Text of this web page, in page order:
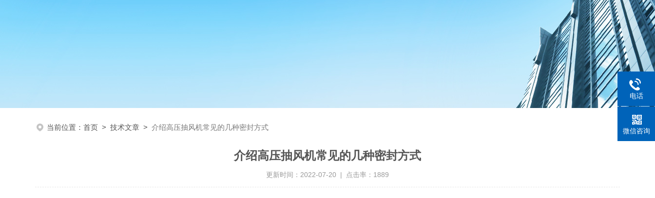
当前位置： 首页 > 技术文章 > 介绍高压抽风机常见的几种密封方式
介绍高压抽风机常见的几种密封方式
更新时间：2022-07-20 | 点击率：1889
电话
微信咨询